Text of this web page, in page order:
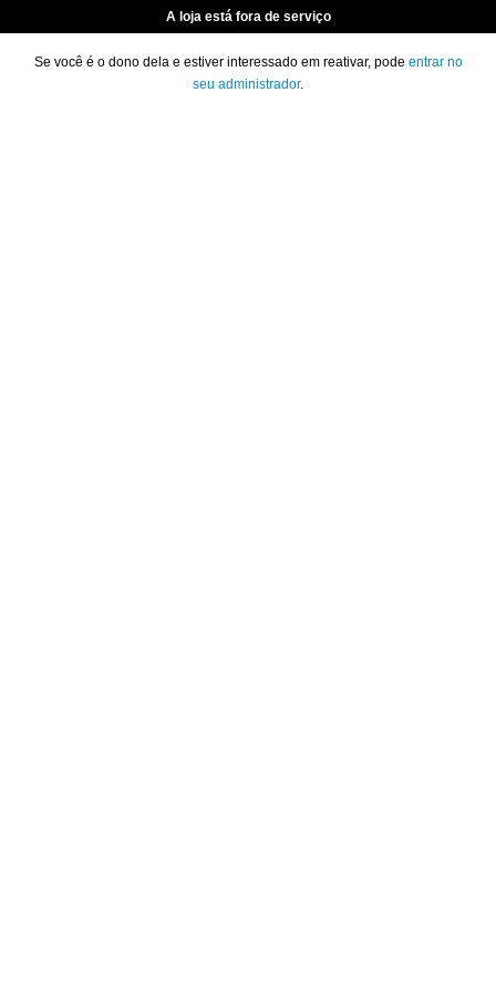
A loja está fora de serviço
Se você é o dono dela e estiver interessado em reativar, pode entrar no
seu administrador.